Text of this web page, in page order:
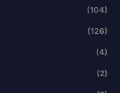
(104)
(126)
(4)
(2)